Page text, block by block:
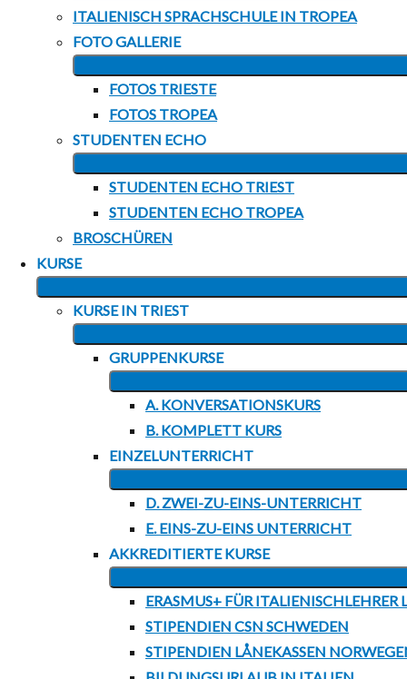
ITALIENISCH SPRACHSCHULE IN TROPEA
FOTO GALLERIE
FOTOS TRIESTE
FOTOS TROPEA
STUDENTEN ECHO
STUDENTEN ECHO TRIEST
STUDENTEN ECHO TROPEA
BROSCHÜREN
KURSE
KURSE IN TRIEST
GRUPPENKURSE
A. KONVERSATIONSKURS
B. KOMPLETT KURS
EINZELUNTERRICHT
D. ZWEI-ZU-EINS-UNTERRICHT
E. EINS-ZU-EINS UNTERRICHT
AKKREDITIERTE KURSE
ERASMUS+ FÜR ITALIENISCHLEHRER
STIPENDIEN CSN SCHWEDEN
STIPENDIEN LÅNEKASSEN